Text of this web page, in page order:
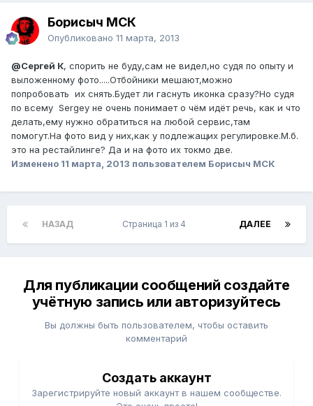
Борисыч МСК
Опубликовано 11 марта, 2013
@Сергей К, спорить не буду,сам не видел,но судя по опыту и
выложенному фото.....Отбойники мешают,можно
попробовать их снять.Будет ли гаснуть иконка сразу?Но судя
по всему Sergey не очень понимает о чём идёт речь, как и что
делать,ему нужно обратиться на любой сервис,там
помогут.На фото вид у них,как у подлежащих регулировке.М.б.
это на рестайлинге? Да и на фото их токмо две.
Изменено 11 марта, 2013 пользователем Борисыч МСК
НАЗАД ДАЛЕЕ
Страница 1 из 4
Для публикации сообщений создайте
учётную запись или авторизуйтесь
Вы должны быть пользователем, чтобы оставить
комментарий
Создать аккаунт
Зарегистрируйте новый аккаунт в нашем сообществе.